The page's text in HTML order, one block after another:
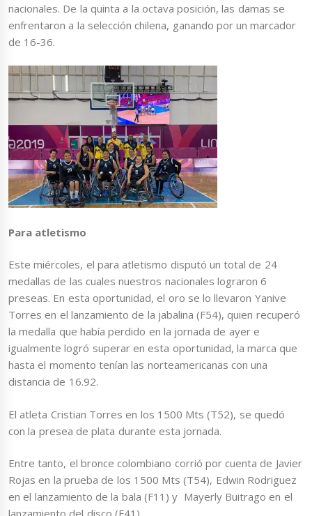
nacionales. De la quinta a la octava posición, las damas se
enfrentaron a la selección chilena, ganando por un marcador
de 16-36.
Para atletismo
Este miércoles, el para atletismo disputó un total de 24
medallas de las cuales nuestros nacionales lograron 6
preseas. En esta oportunidad, el oro se lo llevaron Yanive
Torres en el lanzamiento de la jabalina (F54), quien recuperó
la medalla que había perdido en la jornada de ayer e
igualmente logró superar en esta oportunidad, la marca que
hasta el momento tenían las norteamericanas con una
distancia de 16.92.
El atleta Cristian Torres en los 1500 Mts (T52), se quedó
con la presea de plata durante esta jornada.
Entre tanto, el bronce colombiano corrió por cuenta de Javier
Rojas en la prueba de los 1500 Mts (T54), Edwin Rodriguez
en el lanzamiento de la bala (F11) y Mayerly Buitrago en el